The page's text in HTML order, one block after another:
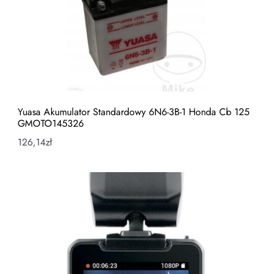
Yuasa Akumulator Standardowy 6N6-3B-1 Honda Cb 125
GMOTO145326
126,14zł